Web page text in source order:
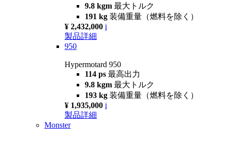
9.8 kgm 最大トルク
191 kg 装備重量（燃料を除く）
¥ 2,432,000 i
製品詳細
950
Hypermotard 950
114 ps 最高出力
9.8 kgm 最大トルク
193 kg 装備重量（燃料を除く）
¥ 1,935,000 i
製品詳細
Monster